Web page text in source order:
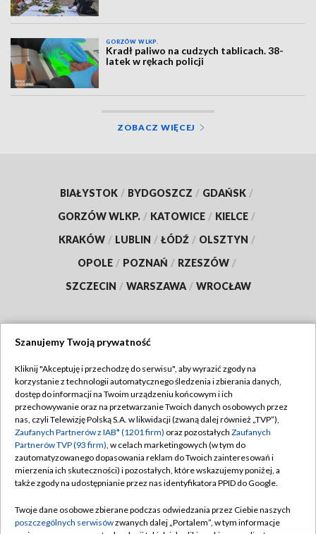
GORZÓW WLKP.
Kradł paliwo na cudzych tablicach. 38-
latek w rękach policji
ZOBACZ WIĘCEJ
BIAŁYSTOK / BYDGOSZCZ / GDAŃSK /
GORZÓW WLKP. / KATOWICE / KIELCE /
KRAKÓW / LUBLIN / ŁÓDŹ / OLSZTYN /
OPOLE / POZNAŃ / RZESZÓW /
SZCZECIN / WARSZAWA / WROCŁAW
TVP
Abonament TVP
Emisja w TVP
Centrum informacji TVP
Naziemna Telewizja Cyfrowa
Rada Programowa
Regulamin TVP
Polityka prywatności
Moje zgody
Pomoc
Kontakt
Szanujemy Twoją prywatność
Kliknij "Akceptuję i przechodzę do serwisu", aby wyrazić zgody na
korzystanie z technologii automatycznego śledzenia i zbierania danych,
dostęp do informacji na Twoim urządzeniu końcowym i ich
przechowywanie oraz na przetwarzanie Twoich danych osobowych przez
nas, czyli Telewizję Polską S.A. w likwidacji (zwaną dalej również „TVP”),
Zaufanych Partnerów z IAB* (1201 firm) oraz pozostałych Zaufanych
Partnerów TVP (93 firm), w celach marketingowych (w tym do
zautomatyzowanego dopasowania reklam do Twoich zainteresowań i
mierzenia ich skuteczności) i pozostałych, które wskazujemy poniżej, a
także zgody na udostępnianie przez nas identyfikatora PPID do Google.
Twoje dane osobowe zbierane podczas odwiedzania przez Ciebie naszych
poszczególnych serwisówzwanych dalej „Portalem”, w tym informacje